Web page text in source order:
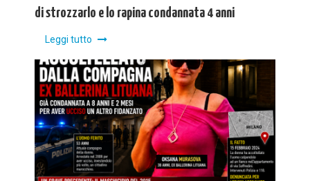
di strozzarlo e lo rapina condannata 4 anni
Leggi tutto